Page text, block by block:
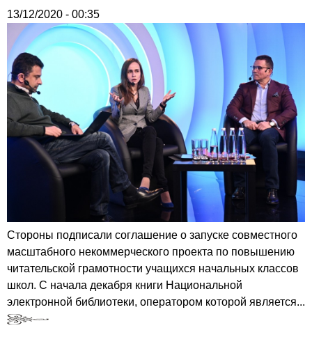
13/12/2020 - 00:35
Стороны подписали соглашение о запуске совместного
масштабного некоммерческого проекта по повышению
читательской грамотности учащихся начальных классов
школ. С начала декабря книги Национальной
электронной библиотеки, оператором которой является...